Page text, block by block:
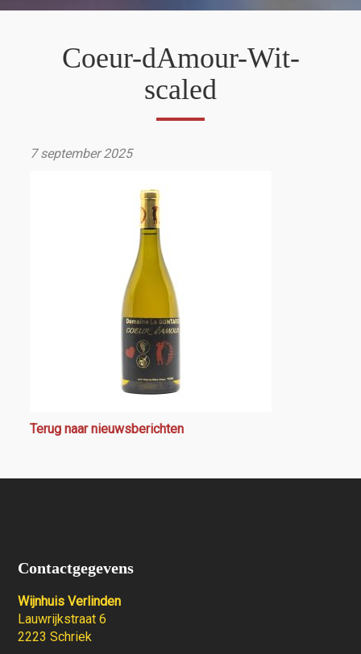
Coeur-dAmour-Wit-
scaled
7 september 2025
Terug naar nieuwsberichten
Contactgegevens
Wijnhuis Verlinden
Lauwrijkstraat 6
2223 Schriek